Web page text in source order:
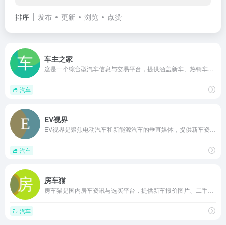
排序 发布 更新 浏览 点赞
车主之家
汽车
EV视界
汽车
房车猫
汽车